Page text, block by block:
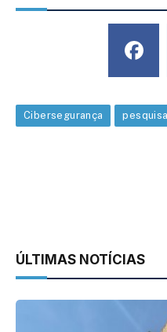
Cibersegurança
ÚLTIMAS NOTÍCIAS